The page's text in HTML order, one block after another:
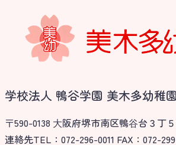
学校法人 鴨谷学園 美木多幼稚園
〒590-0138 ⼤阪府堺市南区鴨⾕台３丁
連絡先TEL：072-296-0011 FAX：072-